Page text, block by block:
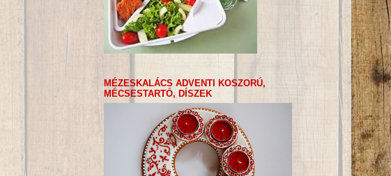
MÉZESKALÁCS ADVENTI KOSZORÚ,
MÉCSESTARTÓ, DÍSZEK